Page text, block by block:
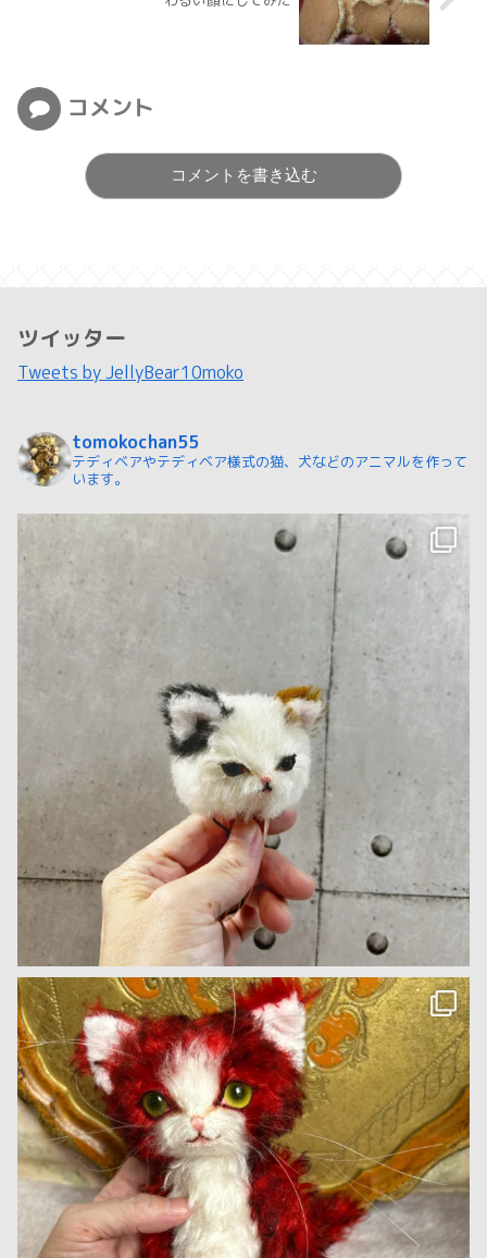
コメント
コメントを書き込む
ツイッター
Tweets by JellyBear10moko
tomokochan55
テディベアやテディベア様式の猫、犬などのアニマルを作って
います。